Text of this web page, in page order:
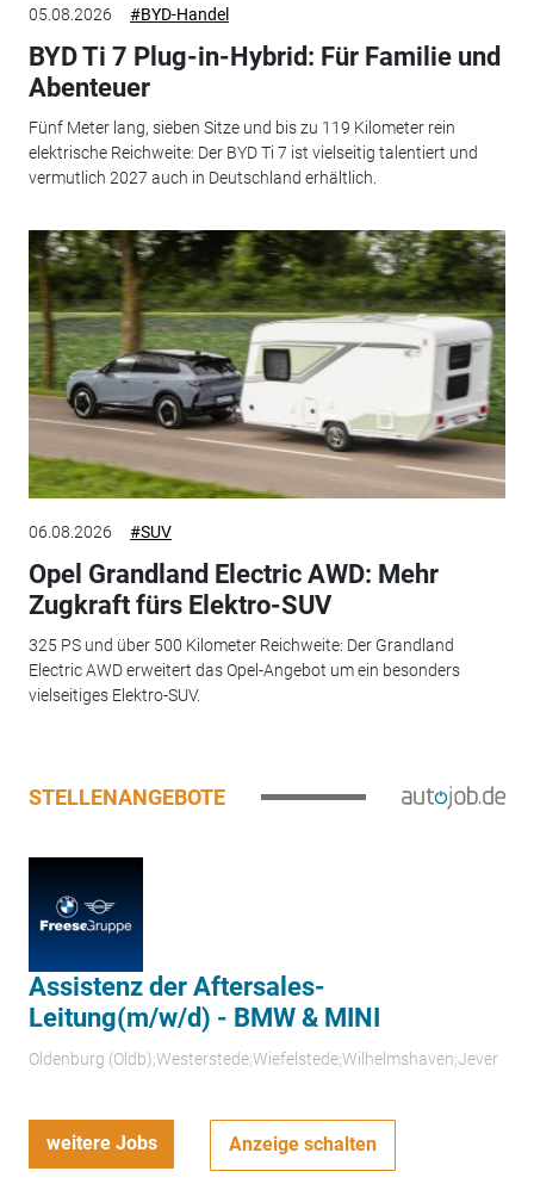
05.08.2026 #BYD-Handel
BYD Ti 7 Plug-in-Hybrid: Für Familie und
Abenteuer
Fünf Meter lang, sieben Sitze und bis zu 119 Kilometer rein
elektrische Reichweite: Der BYD Ti 7 ist vielseitig talentiert und
vermutlich 2027 auch in Deutschland erhältlich.
06.08.2026 #SUV
Opel Grandland Electric AWD: Mehr
Zugkraft fürs Elektro-SUV
325 PS und über 500 Kilometer Reichweite: Der Grandland
Electric AWD erweitert das Opel-Angebot um ein besonders
vielseitiges Elektro-SUV.
STELLENANGEBOTE
Assistenz der Aftersales-
Leitung(m/w/d) - BMW & MINI
Oldenburg (Oldb);Westerstede;Wiefelstede;Wilhelmshaven;Jever
weitere Jobs Anzeige schalten